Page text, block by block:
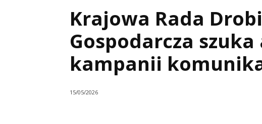
Krajowa Rada
Gospodarcza
kampanii
15/05/2026